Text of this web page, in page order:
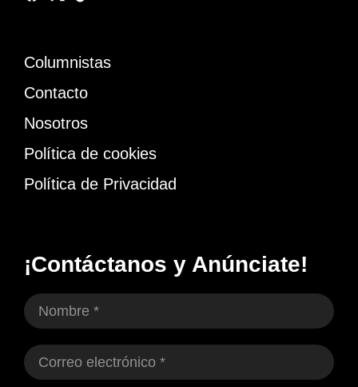
Columnistas
Contacto
Nosotros
Política de cookies
Política de Privacidad
¡Contáctanos y Anúnciate!